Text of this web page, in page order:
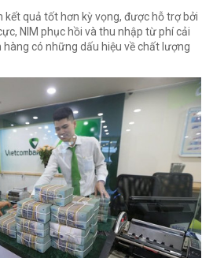
kết quả tốt hơn kỳ vọng, được hỗ trợ bởi
NIM phục hồi và thu nhập từ phí cải
có những dấu hiệu về chất lượng